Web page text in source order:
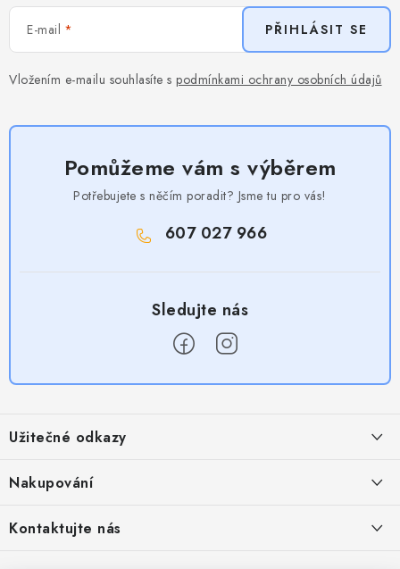
E-mail
Vložením e-mailu souhlasíte s podmínkami ochrany osobních údajů
PŘIHLÁSIT SE
Pomůžeme vám s výběrem
Potřebujete s něčím poradit? Jsme tu pro vás!
607 027 966
p
a
Užitečné odkazy
Obchodní podmínky
Provizní systém
Nakupování
Časté otázky
Kontaktujte nás